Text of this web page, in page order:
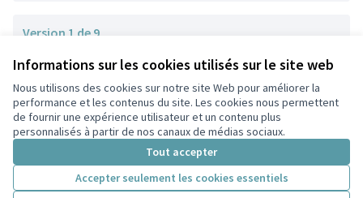
Informations sur les cookies utilisés sur le site web
Nous utilisons des cookies sur notre site Web pour améliorer la
performance et les contenus du site. Les cookies nous permettent
de fournir une expérience utilisateur et un contenu plus
personnalisés à partir de nos canaux de médias sociaux.
Tout accepter
Accepter seulement les cookies essentiels
Version 1 de 9
Conditions d'utilisation
Paramètres des cookies
Participez Villeurbanne sur X
(Lien externe)
Participez Villeurbanne sur Facebook
Participez Villeurbanne sur Instagram
Participez Villeurbanne sur YouTube
(Lien externe)
Licence
(Lien